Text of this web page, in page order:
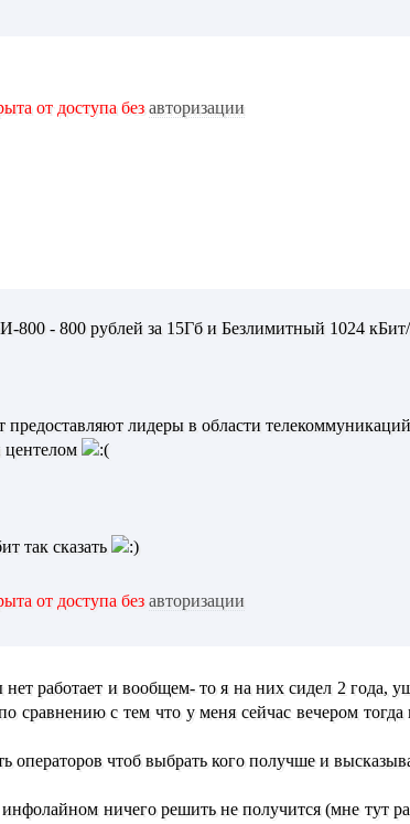
от доступа без авторизации
- 800 рублей за 15Гб и Безлимитный 1024 кБит/
предоставляют лидеры в области
центелом
так сказать
от доступа без авторизации
работает и вообщем- то я на них сидел 2 года,
с тем что у меня сейчас вечером тогда
операторов чтоб выбрать кого получше и
ничего решить не получится (мне тут